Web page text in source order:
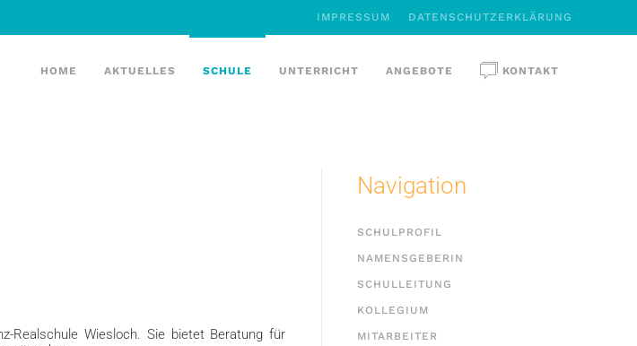
IMPRESSUM DATENSCHUTZERKLÄRUNG
HOME AKTUELLES SCHULE UNTERRICHT ANGEBOTE KONTAKT
Realschule Wiesloch. Sie bietet Beratung für
Navigation
SCHULPROFIL
NAMENSGEBERIN
SCHULLEITUNG
KOLLEGIUM
MITARBEITER